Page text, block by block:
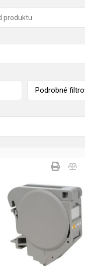
Podrobné